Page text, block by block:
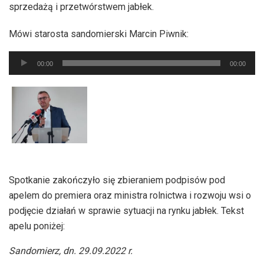
sprzedażą i przetwórstwem jabłek.
Mówi starosta sandomierski Marcin Piwnik:
Odtwarzacz
plików
dźwiękowych
00:00 00:00
Spotkanie zakończyło się zbieraniem podpisów pod
apelem do premiera oraz ministra rolnictwa i rozwoju wsi o
podjęcie działań w sprawie sytuacji na rynku jabłek. Tekst
apelu poniżej:
Sandomierz, dn. 29.09.2022 r.